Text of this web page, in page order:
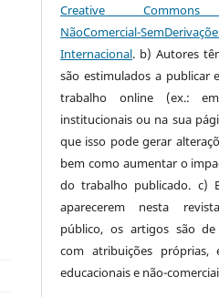
Creative Commons
NãoComercial-
Internacional. b) Autores
são estimulados a publicar
trabalho online (ex.:
institucionais ou na sua
que isso pode gerar
bem como aumentar o
do trabalho publicado. c)
aparecerem nesta
público, os artigos são
com atribuições próprias,
educacionais e não-